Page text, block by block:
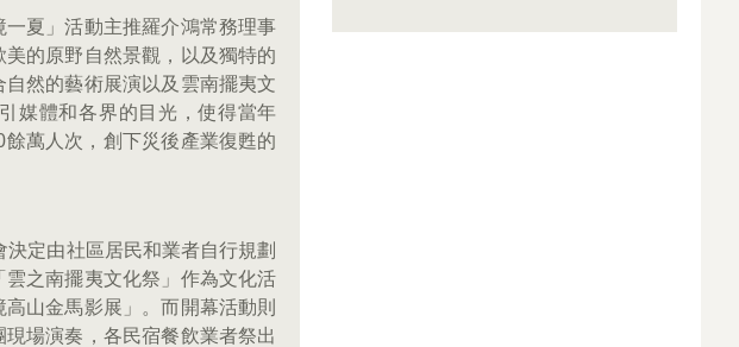
夏」活動主推羅介鴻常務理事
的原野自然景觀，以及獨特的
然的藝術展演以及雲南擺夷文
媒體和各界的目光，使得當年
萬人次，創下災後產業復甦的
定由社區居民和業者自行規劃
之南擺夷文化祭」作為文化活
山金馬影展」。而開幕活動則
場演奏，各民宿餐飲業者祭出